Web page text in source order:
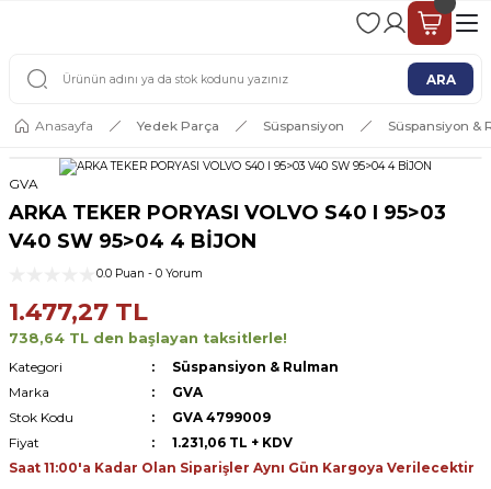
2 - 4 İŞ GÜNÜ İÇERİSİNDE KARGO
ARA
Anasayfa Yedek Parça Süspansiyon Süspansiyon &
GVA
ARKA TEKER PORYASI VOLVO S40 I 95>03
V40 SW 95>04 4 BİJON
0.0 Puan - 0 Yorum
1.477,27 TL
738,64 TL den başlayan taksitlerle!
Kategori
Süspansiyon & Rulman
Marka
GVA
Stok Kodu
GVA 4799009
Fiyat
1.231,06 TL + KDV
Saat 11:00'a Kadar Olan Siparişler Aynı Gün Kargoya Verilecektir